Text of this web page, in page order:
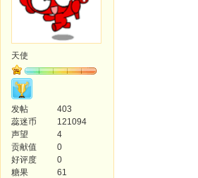
天使
发帖
403
蕊迷币
121094
声望
4
贡献值
0
好评度
0
糖果
61